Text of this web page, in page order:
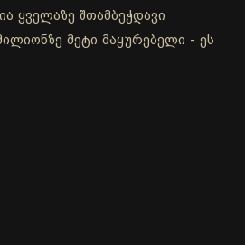
ყველაზე შთამბეჭდავი
მეტი მაყურებელი - ეს